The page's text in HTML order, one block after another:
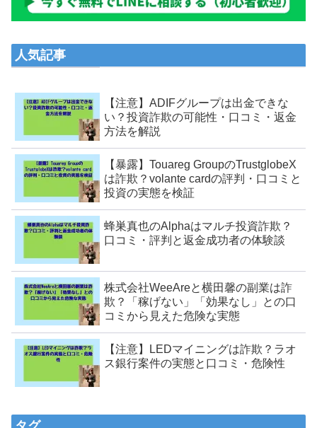
人気記事
【注意】ADIFグループは出金できな
い？投資詐欺の可能性・口コミ・返金
方法を解説
【暴露】Touareg GroupのTrustglobeX
は詐欺？volante cardの評判・口コミと
投資の実態を検証
蜂巣真也のAlphaはマルチ投資詐欺？
口コミ・評判と返金成功者の体験談
株式会社WeeAreと横田馨の副業は詐
欺？「稼げない」「効果なし」との口
コミから見えた危険な実態
【注意】LEDマイニングは詐欺？ラオ
ス銀行案件の実態と口コミ・危険性